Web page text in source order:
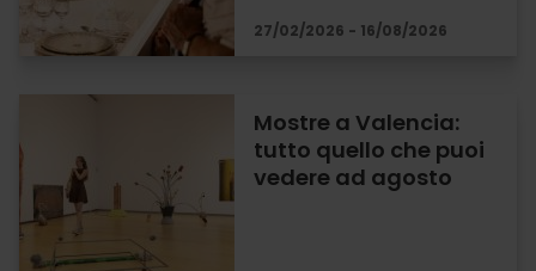
27/02/2026 - 16/08/2026
Mostre a Valencia:
tutto quello che puoi
vedere ad agosto